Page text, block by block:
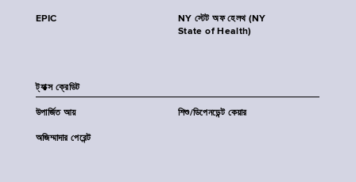
EPIC
NY স্টেট অফ হেলথ (NY
State of Health)
ট্যাক্স ক্রেডিট
উপার্জিত আয় শিশু/ডিপেনডেন্ট কেয়ার
অজিম্মাদার পেরেন্ট